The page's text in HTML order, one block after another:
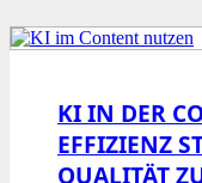
KI IN DER
EFFIZIENZ
QUALITÄT